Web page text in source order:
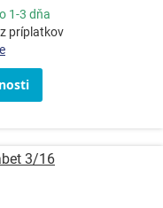
1-3 dňa
príplatkov
3/16